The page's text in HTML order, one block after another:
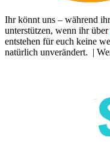
Ihr könnt uns – während
unterstützen, wenn ihr über
entstehen für euch keine
natürlich unverändert. |